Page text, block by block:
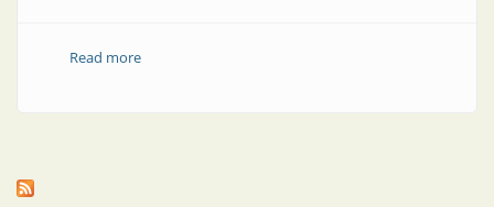
Read moreabout Led it be: sistemas de manipulación listos para